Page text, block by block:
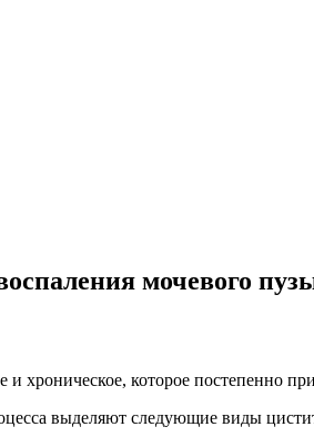
мочевого
и хроническое, которое постепенно
выделяют следующие виды